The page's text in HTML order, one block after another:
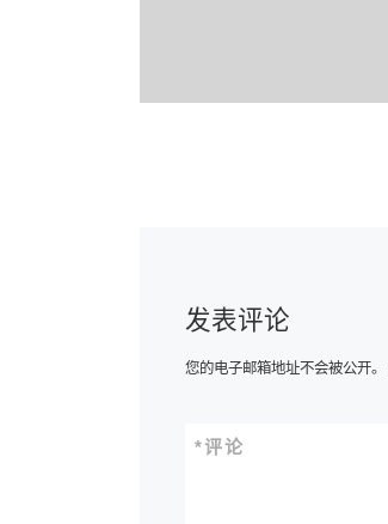
发表评论
您的电子邮箱地址不会被公开。
评论
*